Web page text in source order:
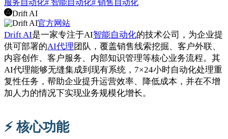
服务自动化# 智能自动化# 销售自动化
Drift AI
官方网站
Drift AI是一家专注于AI智能自动化的技术公司，为企业提
供可部署的AI代理团队，覆盖销售线索挖掘、客户外联、
内容创作、客户服务、内部知识管理等核心业务流程。其
AI代理能够无缝集成到现有系统，7×24小时自动化处理重
复性任务，帮助企业提升运营效率、降低成本，并在不增
加人力的情况下实现业务规模化增长。
⚡️ 核心功能